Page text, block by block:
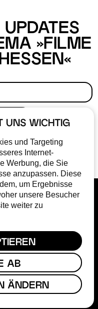
UNS WICHTIG
und Targeting
Internet-
Werbung, die Sie
anzupassen. Diese
um Ergebnisse
unsere Besucher
weiter zu
AB
ÄNDERN
»FILME